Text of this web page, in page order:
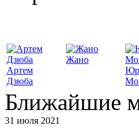
Артем
Дзюба
Жано
Ближайшие
31 июля 2021